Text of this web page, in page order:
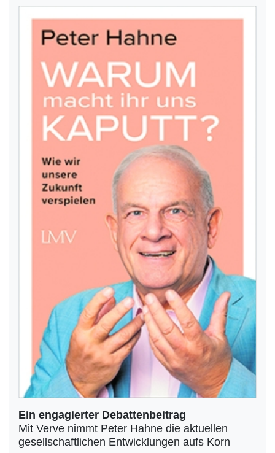
Ein engagierter Debattenbeitrag
Mit Verve nimmt Peter Hahne die aktuellen
gesellschaftlichen Entwicklungen aufs Korn